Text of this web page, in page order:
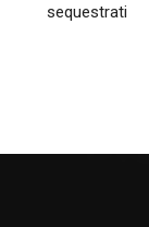
sequestrati